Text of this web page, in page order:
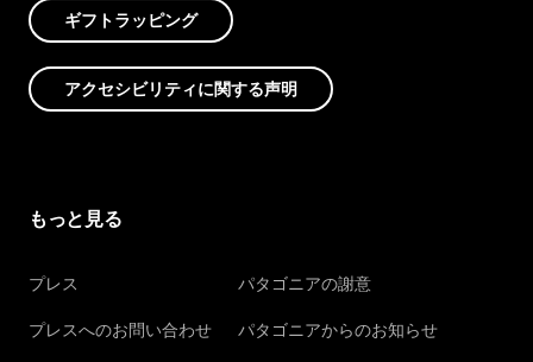
ギフトラッピング
アクセシビリティに関する声明
もっと見る
プレス
プレスへのお問い合わせ
パタゴニアの謝意
パタゴニアからのお知らせ